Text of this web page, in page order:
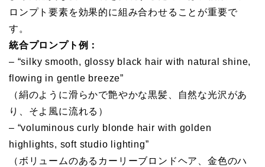
ロンプト要素を効果的に組み合わせることが重要で
す。
統合プロンプト例：
– “silky smooth, glossy black hair with natural shine,
flowing in gentle breeze”
（絹のように滑らかで艶やかな黒髪、自然な光沢があ
り、そよ風に流れる）
– “voluminous curly blonde hair with golden
highlights, soft studio lighting”
（ボリュームのあるカーリーブロンドヘア、金色のハ